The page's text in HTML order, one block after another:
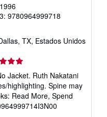
t
i
f
e
e
n
v
í
9780964999718
TX, Estados Unidos
Jacket. Ruth Nakatani
highlighting. Spine may
Read More, Spend